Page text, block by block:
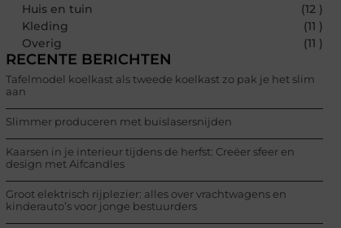
Huis en tuin
(12 )
Kleding
(11 )
Overig
(11 )
RECENTE BERICHTEN
Tafelmodel koelkast als tweede koelkast zo pak je het slim
aan
Slimmer produceren met buislasersnijden
Kaarsen in je interieur tijdens de herfst: Creëer sfeer en
design met Aifcandles
Groot elektrisch rijplezier: alles over vrachtwagens en
kinderauto’s voor jonge bestuurders